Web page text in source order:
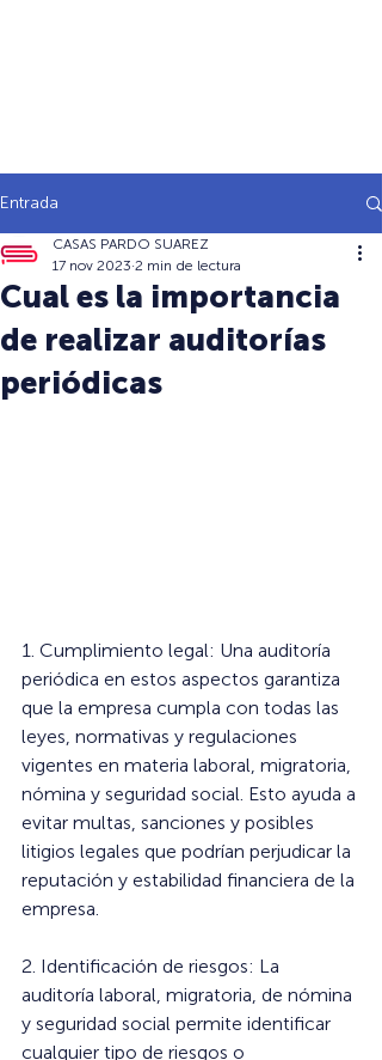
Entrada
Cual es la importancia
de realizar auditorías
periódicas
CASAS PARDO SUAREZ
17 nov 2023 2 min de lectura
1. Cumplimiento legal: Una auditoría
periódica en estos aspectos garantiza
que la empresa cumpla con todas las
leyes, normativas y regulaciones
vigentes en materia laboral, migratoria,
nómina y seguridad social. Esto ayuda a
evitar multas, sanciones y posibles
litigios legales que podrían perjudicar la
reputación y estabilidad financiera de la
empresa.
2. Identificación de riesgos: La
auditoría laboral, migratoria, de nómina
y seguridad social permite identificar
cualquier tipo de riesgos o